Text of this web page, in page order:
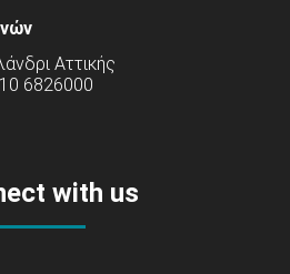
Αττικής
6826000
with us